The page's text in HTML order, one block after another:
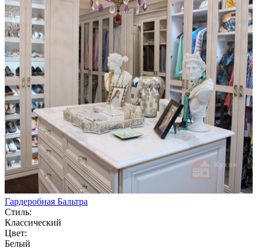
Гардеробная Бальтра
Стиль:
Классический
Цвет:
Белый